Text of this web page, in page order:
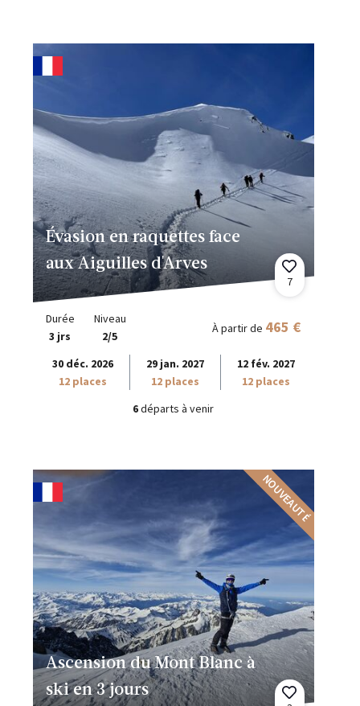
Évasion en raquettes face
aux Aiguilles d'Arves
7
Durée
3 jrs
Niveau
2/5
À partir de 465 €
30 déc. 2026
12 places
29 jan. 2027
12 places
12 fév. 2027
12 places
6départs à venir
NOUVEAUTÉ
Ascension du Mont Blanc à
ski en 3 jours